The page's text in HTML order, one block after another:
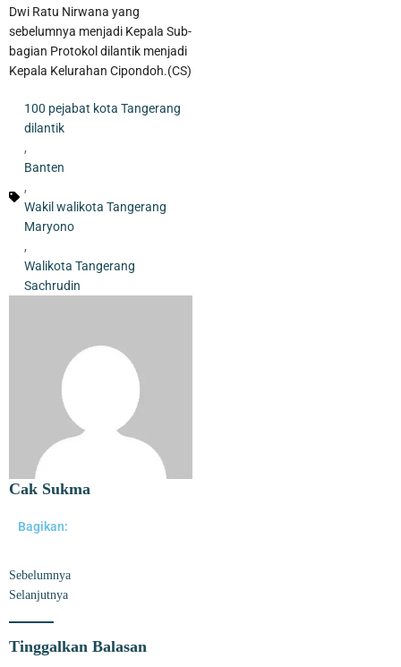
Dwi Ratu Nirwana yang
sebelumnya menjadi Kepala Sub-
bagian Protokol dilantik menjadi
Kepala Kelurahan Cipondoh.(CS)
100 pejabat kota Tangerang
dilantik
,
Banten
,
Wakil walikota Tangerang
Maryono
,
Walikota Tangerang
Sachrudin
Cak Sukma
Bagikan:
Sebelumnya
Selanjutnya
Tinggalkan Balasan